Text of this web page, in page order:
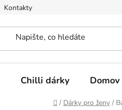
Kontakty
Chilli dárky
Domů
/ Dárky pro ženy /